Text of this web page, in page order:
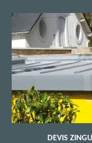
DEVIS